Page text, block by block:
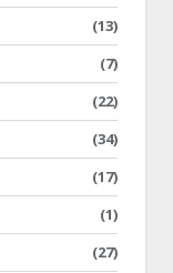
(13)
(7)
(22)
(34)
(17)
(1)
(27)